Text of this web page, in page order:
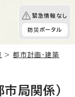
緊急情報なし
防災ポータル
>都市計画・建築
局関係）